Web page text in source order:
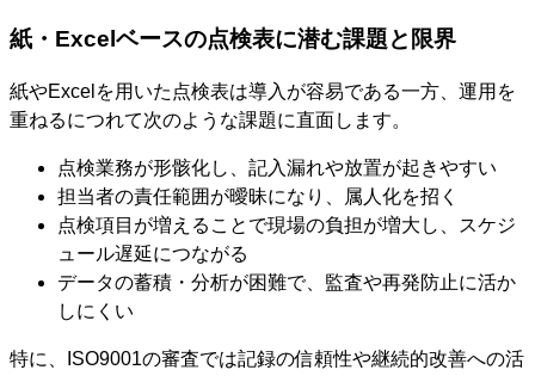
紙・Excelベースの点検表に潜む課題と限界
紙やExcelを用いた点検表は導入が容易である一方、運用を
重ねるにつれて次のような課題に直面します。
点検業務が形骸化し、記入漏れや放置が起きやすい
担当者の責任範囲が曖昧になり、属人化を招く
点検項目が増えることで現場の負担が増大し、スケジ
ュール遅延につながる
データの蓄積・分析が困難で、監査や再発防止に活か
しにくい
特に、ISO9001の審査では記録の信頼性や継続的改善への活